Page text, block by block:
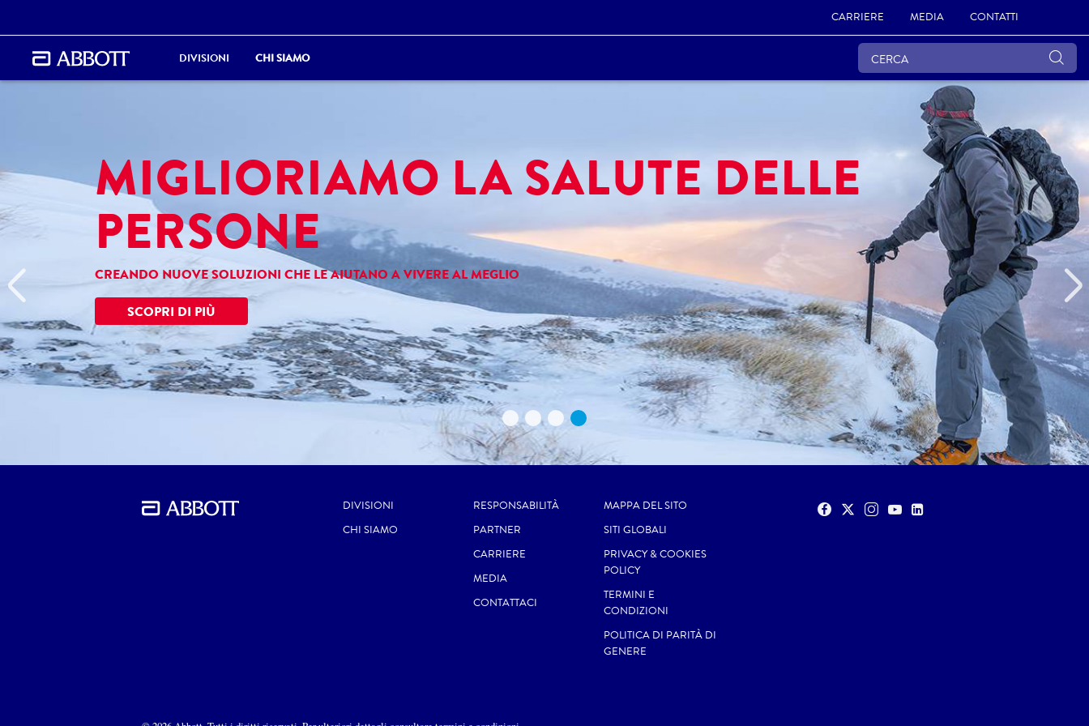
CARRIERE MEDIA CONTATTI
DIVISIONI CHI SIAMO
MIGLIORIAMO LA SALUTE DELLE
PERSONE
CREANDO NUOVE SOLUZIONI CHE LE AIUTANO A VIVERE AL MEGLIO
SCOPRI DI PIÙ
DIVISIONI
CHI SIAMO
RESPONSABILITÀ
PARTNER
CARRIERE
MEDIA
CONTATTACI
MAPPA DEL SITO
SITI GLOBALI
PRIVACY & COOKIES
POLICY
TERMINI E
CONDIZIONI
POLITICA DI PARITÀ DI
GENERE